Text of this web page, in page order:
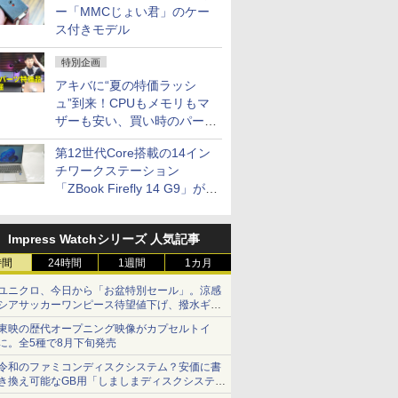
ー「MMCじょい君」のケー
ス付きモデル
特別企画
アキバに“夏の特価ラッシ
ュ”到来！CPUもメモリもマ
ザーも安い、買い時のパーツ
は？【8月7日(金)22時配信】
第12世代Core搭載の14イン
チワークステーション
「ZBook Firefly 14 G9」が
セール
Impress Watchシリーズ 人気記事
24時間 1週間 1カ月
ニクロ、今日から「お盆特別セール」。涼感
アサッカーワンピース待望値下げ、撥水ギア
ョーツは1990円に
映の歴代オープニング映像がカプセルトイ
。全5種で8月下旬発売
和のファミコンディスクシステム？安価に書
換え可能なGB用「しましまディスクシステ
」